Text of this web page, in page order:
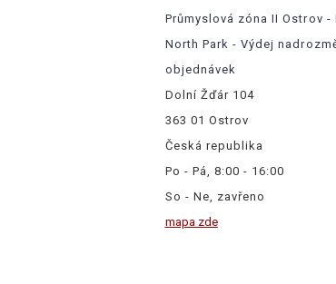
Průmyslová zóna II Ostrov -
North Park - Výdej
objednávek
Dolní Žďár 104
363 01 Ostrov
Česká republika
Po - Pá, 8:00 - 16:00
So - Ne, zavřeno
mapa zde